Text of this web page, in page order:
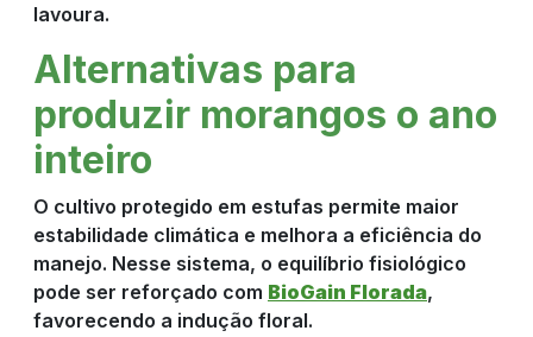
lavoura.
Alternativas para
produzir morangos o ano
inteiro
O cultivo protegido em estufas permite maior
estabilidade climática e melhora a eficiência do
manejo. Nesse sistema, o equilíbrio fisiológico
pode ser reforçado com BioGain Florada,
favorecendo a indução floral.